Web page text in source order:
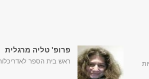
פרופ' טליה מרגלית
ראש בית הספר